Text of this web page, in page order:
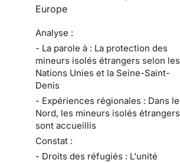
Europe
Analyse :
- La parole à : La protection des
mineurs isolés étrangers selon les
Nations Unies et la Seine-Saint-
Denis
- Expériences régionales : Dans le
Nord, les mineurs isolés étrangers
sont accueillis
Constat :
- Droits des réfugiés : L'unité